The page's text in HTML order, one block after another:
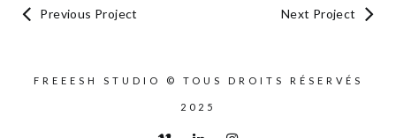
Previous Project Next Project
FREEESH STUDIO © TOUS DROITS RÉSERVÉS
2025